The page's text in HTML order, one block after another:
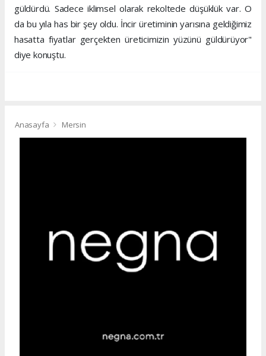
güldürdü. Sadece iklimsel olarak rekoltede düşüklük var. O
da bu yıla has bir şey oldu. İncir üretiminin yarısına geldiğimiz
hasatta fiyatlar gerçekten üreticimizin yüzünü güldürüyor"
diye konuştu.
Anasayfa Mersin